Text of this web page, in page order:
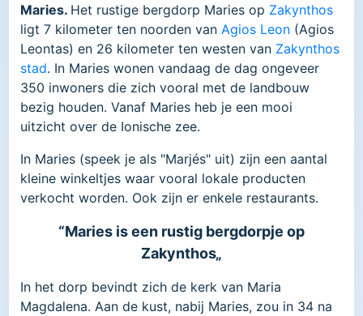
Maries. Het rustige bergdorp Maries op Zakynthos
ligt 7 kilometer ten noorden van Agios Leon (Agios
Leontas) en 26 kilometer ten westen van Zakynthos
stad. In Maries wonen vandaag de dag ongeveer
350 inwoners die zich vooral met de landbouw
bezig houden. Vanaf Maries heb je een mooi
uitzicht over de Ionische zee.
In Maries (speek je als "Marjés" uit) zijn een aantal
kleine winkeltjes waar vooral lokale producten
verkocht worden. Ook zijn er enkele restaurants.
“Maries is een rustig bergdorpje op
Zakynthos„
In het dorp bevindt zich de kerk van Maria
Magdalena. Aan de kust, nabij Maries, zou in 34 na